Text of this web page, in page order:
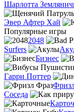
Шарлотта
Эвер Афтер Хай
Популярные игры
2048
Surfers
Бизнес
Гарри Поттер
Соседа